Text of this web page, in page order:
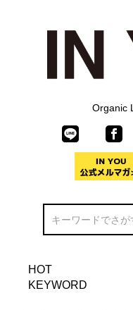
Organic
HOT
KEYWORD